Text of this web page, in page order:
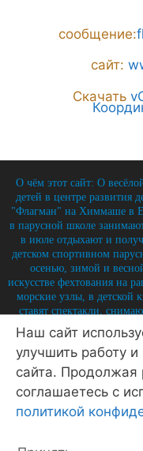
сообщение:
сайт:
Скачать
О чём этот сайт: О
детей в центре развития
"Флагман" на Химмаше в
в парусной школе
в июле отдыхают и
детском спортивном
осенью, зимой и
искусстве фехтования на
морские узлы, в детской
ставят спектакли,
истории углубляют
круглый год на занятиях
написании заметок,
выкладывая
© 2026
Екатеринбург
Наш сайт
улучшить работу
сайта. Продолжая
соглашаетесь с
политикой